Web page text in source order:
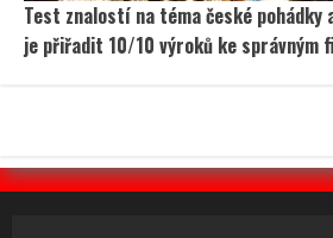
Test znalostí na téma české pohádky
je přiřadit 10/10 výroků ke správným